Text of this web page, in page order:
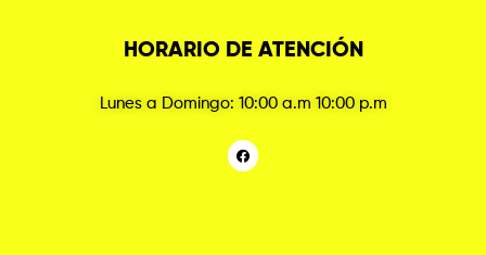
HORARIO DE ATENCIÓN
Lunes a Domingo: 10:00 a.m 10:00 p.m